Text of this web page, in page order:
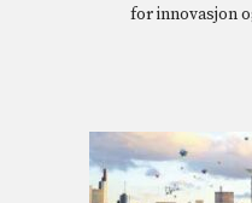
for innovasjon